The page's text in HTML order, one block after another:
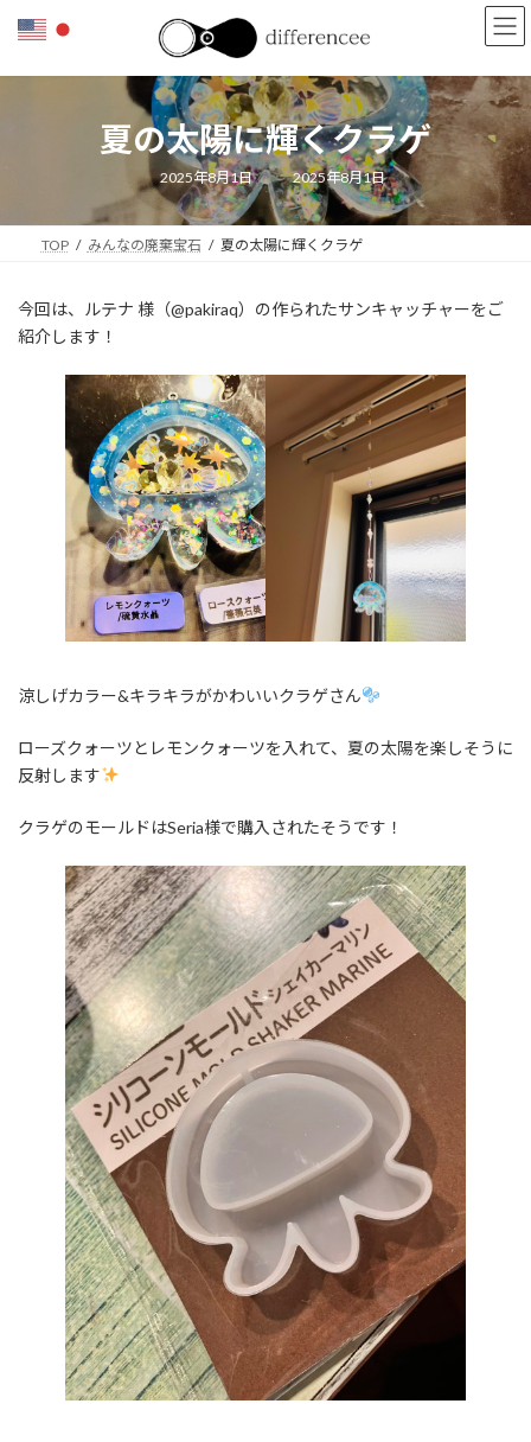
ン
プ
ー
動
夏の太陽に輝くクラゲ
2025年8月1日
最
終
更
新
時
2025年8月1日
TOP みんなの廃棄宝石 夏の太陽に輝くクラゲ
今回は、ルテナ 様（@pakiraq）の作られたサンキャッチャーをご
紹介します！
涼しげカラー&キラキラがかわいいクラゲさん
ローズクォーツとレモンクォーツを入れて、夏の太陽を楽しそうに
反射します
クラゲのモールドはSeria様で購入されたそうです！